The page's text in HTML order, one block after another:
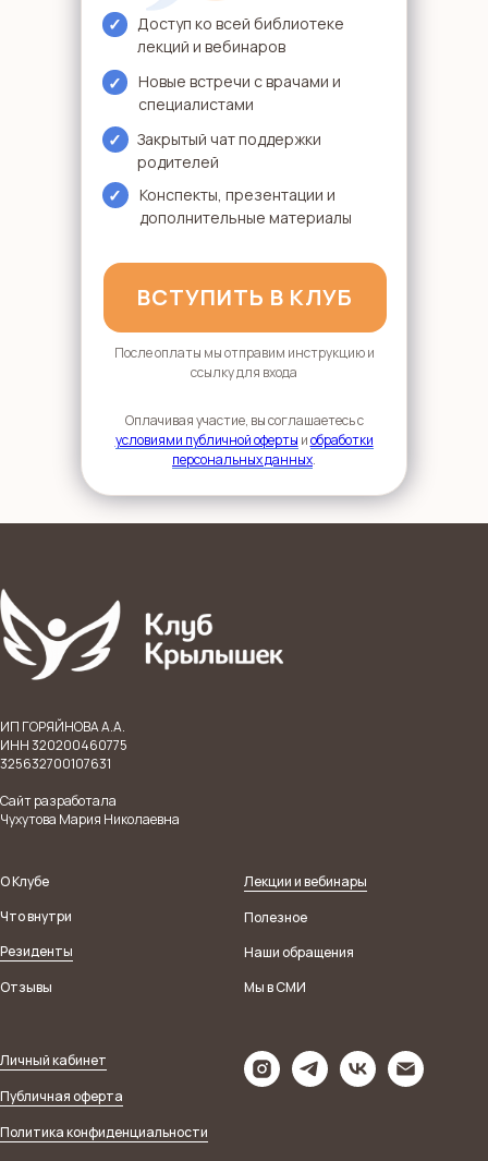
✓
Доступ ко всей библиотеке
лекций и вебинаров
✓
Новые встречи с врачами и
специалистами
✓
Закрытый чат поддержки
родителей
✓
Конспекты, презентации и
дополнительные материалы
ВСТУПИТЬ В КЛУБ
После оплаты мы отправим инструкцию и
ссылку для входа
Оплачивая участие, вы соглашаетесь с
условиями публичной оферты иобработки
персональных данных.
ИП ГОРЯЙНОВА А.А.
ИНН 320200460775
325632700107631
Сайт разработала
Чухутова Мария Николаевна
О Клубе
Что внутри
Резиденты
Отзывы
Лекции и вебинары
Полезное
Наши обращения
Мы в СМИ
Личный кабинет
Публичная оферта
Политика конфиденциальности